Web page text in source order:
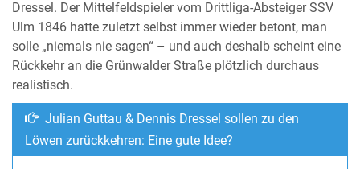
Dressel. Der Mittelfeldspieler vom Drittliga-Absteiger SSV
Ulm 1846 hatte zuletzt selbst immer wieder betont, man
solle „niemals nie sagen“ – und auch deshalb scheint eine
Rückkehr an die Grünwalder Straße plötzlich durchaus
realistisch.
Julian Guttau & Dennis Dressel sollen zu den
Löwen zurückkehren: Eine gute Idee?